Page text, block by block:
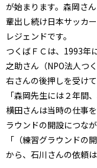
が始まります。森岡さ
輩出し続け日本サッカ
レジェンドです。
つくばＦＣは、1993年
之助さん（NPO法人つ
右さんの後押しを受けて
「森岡先生には２年間
横田さんは当時の仕事
ラウンドの開設につなが
「（練習グラウンドの
から、石川さんの依頼